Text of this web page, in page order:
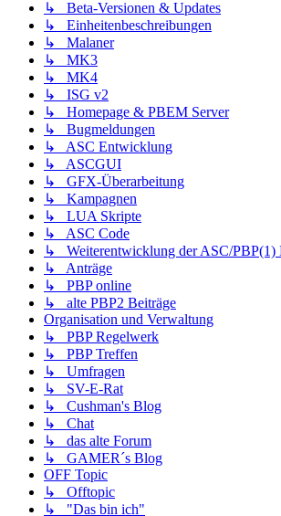
↳ Beta-Versionen & Updates
↳ Einheitenbeschreibungen
↳ Malaner
↳ MK3
↳ MK4
↳ ISG v2
↳ Homepage & PBEM Server
↳ Bugmeldungen
↳ ASC Entwicklung
↳ ASCGUI
↳ GFX-Überarbeitung
↳ Kampagnen
↳ LUA Skripte
↳ ASC Code
↳ Weiterentwicklung der ASC/PBP(1)
↳ Anträge
↳ PBP online
↳ alte PBP2 Beiträge
Organisation und Verwaltung
↳ PBP Regelwerk
↳ PBP Treffen
↳ Umfragen
↳ SV-E-Rat
↳ Cushman's Blog
↳ Chat
↳ das alte Forum
↳ GAMER´s Blog
OFF Topic
↳ Offtopic
↳ "Das bin ich"